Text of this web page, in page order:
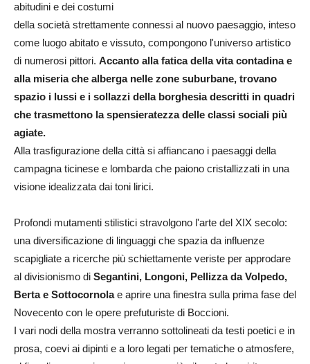
abitudini e dei costumi
della società strettamente connessi al nuovo paesaggio, inteso
come luogo abitato e vissuto, compongono l'universo artistico
di numerosi pittori. Accanto alla fatica della vita contadina e
alla miseria che alberga nelle zone suburbane, trovano
spazio i lussi e i sollazzi della borghesia descritti in quadri
che trasmettono la spensieratezza delle classi sociali più
agiate.
Alla trasfigurazione della città si affiancano i paesaggi della
campagna ticinese e lombarda che paiono cristallizzati in una
visione idealizzata dai toni lirici.
Profondi mutamenti stilistici stravolgono l'arte del XIX secolo:
una diversificazione di linguaggi che spazia da influenze
scapigliate a ricerche più schiettamente veriste per approdare
al divisionismo di Segantini, Longoni, Pellizza da Volpedo,
Berta e Sottocornolae aprire una finestra sulla prima fase del
Novecento con le opere prefuturiste di Boccioni.
I vari nodi della mostra verranno sottolineati da testi poetici e in
prosa, coevi ai dipinti e a loro legati per tematiche o atmosfere,